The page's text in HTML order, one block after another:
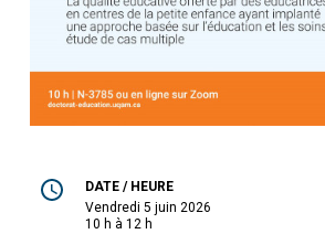
DATE / HEURE
vendredi 5 juin 2026
10 h à 12 h